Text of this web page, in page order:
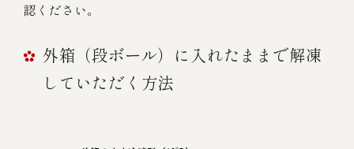
認ください。
外箱（段ボール）に入れたままで解凍
していただく方法